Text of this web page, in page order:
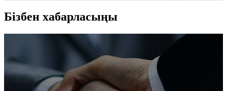
Бізбен хабарласыңы